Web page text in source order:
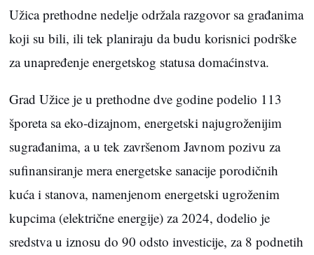
Užica prethodne nedelje održala razgovor sa građanima
koji su bili, ili tek planiraju da budu korisnici podrške
za unapređenje energetskog statusa domaćinstva.
Grad Užice je u prethodne dve godine podelio 113
šporeta sa eko-dizajnom, energetski najugroženijim
sugrađanima, a u tek završenom Javnom pozivu za
sufinansiranje mera energetske sanacije porodičnih
kuća i stanova, namenjenom energetski ugroženim
kupcima (električne energije) za 2024, dodelio je
sredstva u iznosu do 90 odsto investicije, za 8 podnetih